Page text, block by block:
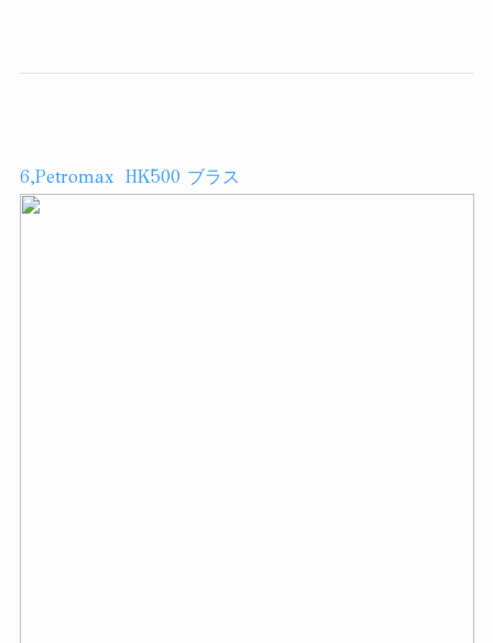
6,Petromax HK500 ブラス